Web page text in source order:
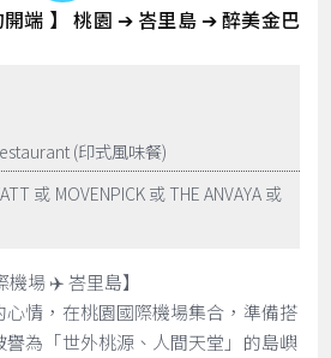
開端 】 桃園 ➔ 峇里島 ➔ 醉美金巴
(印式風味餐)
或 MOVENPICK 或 THE ANVAYA 或
場 ✈️ 峇里島】
情，在桃園國際機場集合，準備搭
為「世外桃源、人間天堂」的島嶼